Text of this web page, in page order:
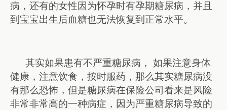
病，还有的女性因为怀孕时有孕期糖尿病，并且
到宝宝出生后血糖也无法恢复到正常水平。
其实如果患有不严重糖尿病， 如果注意身体
健康，注意饮食，按时服药，那么其实糖尿病没
有那么恐怖，但是糖尿病在保险公司看来是风险
非常非常高的一种病症，因为严重糖尿病导致的